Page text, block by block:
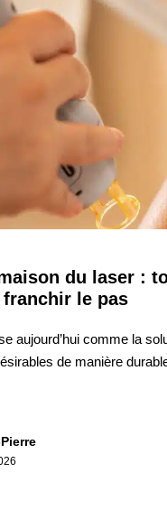
du laser :
le pas
aujourd’hui comme la
de manière